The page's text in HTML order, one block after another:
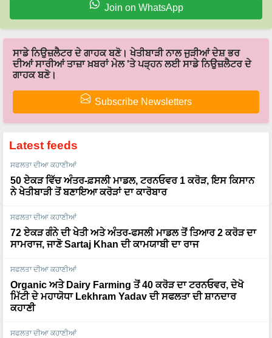
Join on WhatsApp
ਸਾਡੇ ਨਿਉਜ਼ਲੈਟਰ ਦੇ ਗਾਹਕ ਬਣੋ। ਖੇਤੀਬਾੜੀ ਨਾਲ ਜੁੜੀਆਂ ਦੇਸ਼ ਭਰ
ਦੀਆਂ ਸਾਰੀਆਂ ਤਾਜ਼ਾ ਖ਼ਬਰਾਂ ਮੇਲ 'ਤੇ ਪੜ੍ਹਨ ਲਈ ਸਾਡੇ ਨਿਉਜ਼ਲੈਟਰ ਦੇ
ਗਾਹਕ ਬਣੋ।
Subscribe Newsletters
Latest feeds
ਸਫਲਤਾ ਦੀਆ ਕਹਾਣੀਆਂ
50 ਏਕੜ ਵਿੱਚ ਅੰਤਰ-ਫ਼ਸਲੀ ਮਾਡਲ, ਟਰਨਓਵਰ 1 ਕਰੋੜ, ਇਸ ਕਿਸਾਨ
ਨੇ ਖੇਤੀਬਾੜੀ ਤੋਂ ਬਣਾਇਆ ਕਰੋੜਾਂ ਦਾ ਕਾਰੋਬਾਰ
ਸਫਲਤਾ ਦੀਆ ਕਹਾਣੀਆਂ
72 ਏਕੜ ਗੰਨੇ ਦੀ ਖੇਤੀ ਅਤੇ ਅੰਤਰ-ਫਸਲੀ ਮਾਡਲ ਤੋਂ ਤਿਆਰ 2 ਕਰੋੜ ਦਾ
ਸਾਮਰਾਜ, ਜਾਣੋ Sartaj Khan ਦੀ ਕਾਮਯਾਬੀ ਦਾ ਰਾਜ
ਸਫਲਤਾ ਦੀਆ ਕਹਾਣੀਆਂ
Organic ਅਤੇ Dairy Farming ਤੋਂ 40 ਕਰੋੜ ਦਾ ਟਰਨਓਵਰ, ਦੇਖੋ
ਮਿੱਟੀ ਦੇ ਮਹਾਯੋਧਾ Lekhram Yadav ਦੀ ਸਫਲਤਾ ਦੀ ਸ਼ਾਨਦਾਰ
ਕਹਾਣੀ
ਸਫਲਤਾ ਦੀਆ ਕਹਾਣੀਆਂ